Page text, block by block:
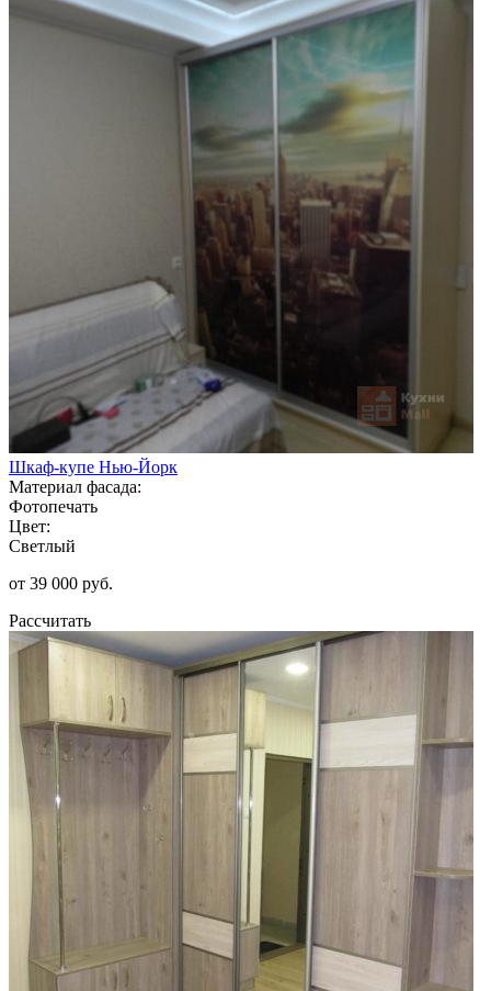
Шкаф-купе Нью-Йорк
Материал фасада:
Фотопечать
Цвет:
Светлый
от 39 000 руб.
Рассчитать